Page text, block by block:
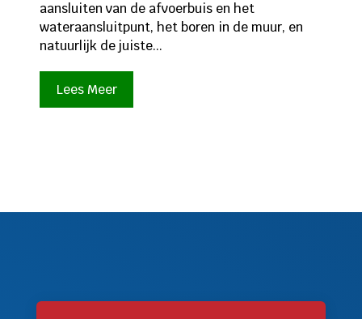
aansluiten van de afvoerbuis en het
wateraansluitpunt, het boren in de muur, en
natuurlijk de juiste...
Lees Meer